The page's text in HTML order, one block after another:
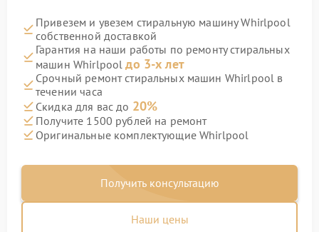
Привезем и увезем стиральную машину Whirlpool
собственной доставкой
Гарантия на наши работы по ремонту стиральных
машин Whirlpoolдо 3-х лет
Срочный ремонт стиральных машин Whirlpool в
течении часа
Скидка для вас до 20%
Получите 1500 рублей на ремонт
Оригинальные комплектующие Whirlpool
Получить консультацию
Наши цены